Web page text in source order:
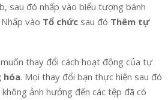
sau đó nhấp vào biểu tượng bánh
vào Tổ chức sau đó Thêm tự
thay đổi cách hoạt động của tự
hóa. Mọi thay đổi bạn thực hiện sau đó
ảnh hưởng đến các tệp đã có